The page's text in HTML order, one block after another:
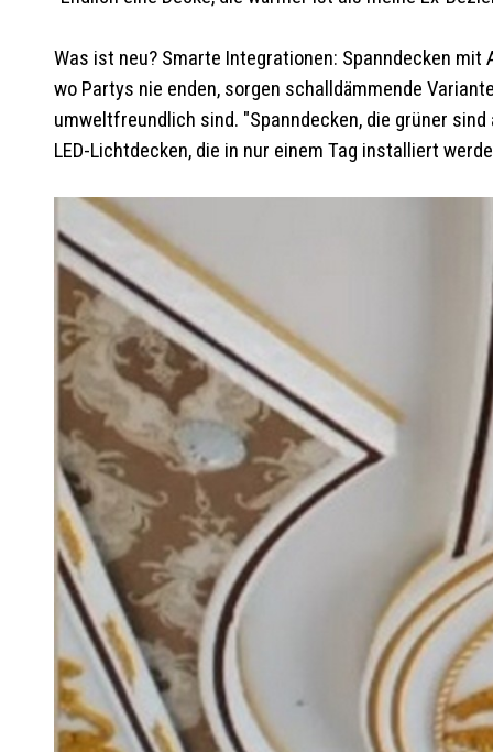
Was ist neu? Smarte Integrationen: Spanndecken
wo Partys nie enden, sorgen schalldämmende
umweltfreundlich sind. "Spanndecken, die grüner
LED-Lichtdecken, die in nur einem Tag installiert